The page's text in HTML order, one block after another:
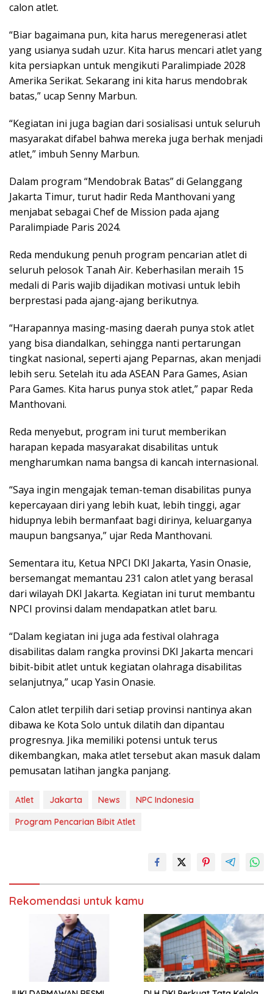
calon atlet.
“Biar bagaimana pun, kita harus meregenerasi atlet
yang usianya sudah uzur. Kita harus mencari atlet yang
kita persiapkan untuk mengikuti Paralimpiade 2028
Amerika Serikat. Sekarang ini kita harus mendobrak
batas,” ucap Senny Marbun.
“Kegiatan ini juga bagian dari sosialisasi untuk seluruh
masyarakat difabel bahwa mereka juga berhak menjadi
atlet,” imbuh Senny Marbun.
Dalam program “Mendobrak Batas” di Gelanggang
Jakarta Timur, turut hadir Reda Manthovani yang
menjabat sebagai Chef de Mission pada ajang
Paralimpiade Paris 2024.
Reda mendukung penuh program pencarian atlet di
seluruh pelosok Tanah Air. Keberhasilan meraih 15
medali di Paris wajib dijadikan motivasi untuk lebih
berprestasi pada ajang-ajang berikutnya.
“Harapannya masing-masing daerah punya stok atlet
yang bisa diandalkan, sehingga nanti pertarungan
tingkat nasional, seperti ajang Peparnas, akan menjadi
lebih seru. Setelah itu ada ASEAN Para Games, Asian
Para Games. Kita harus punya stok atlet,” papar Reda
Manthovani.
Reda menyebut, program ini turut memberikan
harapan kepada masyarakat disabilitas untuk
mengharumkan nama bangsa di kancah internasional.
“Saya ingin mengajak teman-teman disabilitas punya
kepercayaan diri yang lebih kuat, lebih tinggi, agar
hidupnya lebih bermanfaat bagi dirinya, keluarganya
maupun bangsanya,” ujar Reda Manthovani.
Sementara itu, Ketua NPCI DKI Jakarta, Yasin Onasie,
bersemangat memantau 231 calon atlet yang berasal
dari wilayah DKI Jakarta. Kegiatan ini turut membantu
NPCI provinsi dalam mendapatkan atlet baru.
“Dalam kegiatan ini juga ada festival olahraga
disabilitas dalam rangka provinsi DKI Jakarta mencari
bibit-bibit atlet untuk kegiatan olahraga disabilitas
selanjutnya,” ucap Yasin Onasie.
Calon atlet terpilih dari setiap provinsi nantinya akan
dibawa ke Kota Solo untuk dilatih dan dipantau
progresnya. Jika memiliki potensi untuk terus
dikembangkan, maka atlet tersebut akan masuk dalam
pemusatan latihan jangka panjang.
Atlet Jakarta News
NPC Indonesia
Program Pencarian Bibit Atlet
Rekomendasi untuk kamu